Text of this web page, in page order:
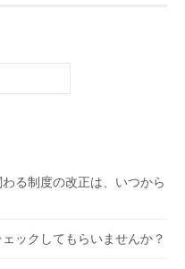
る制度の改正は、いつから
ックしてもらいませんか？